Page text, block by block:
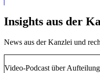
Insights aus der
News aus der Kanzlei und
Video-Podcast über